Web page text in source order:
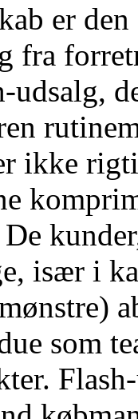
er
fra
udsalg,
ikke
især i
som